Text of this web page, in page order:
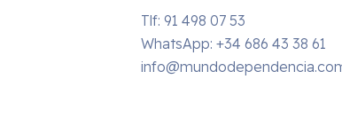
Tlf: 91 498 07 53
WhatsApp:+34 686 43 38 61